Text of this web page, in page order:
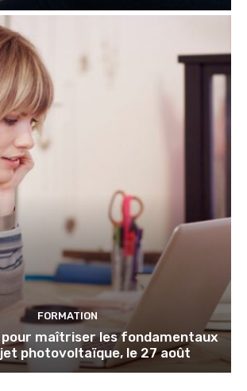
FORMATION
pour maîtriser les fondamentaux
photovoltaïque, le 27 août